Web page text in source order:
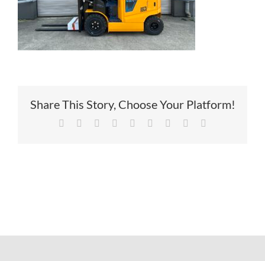
Share This Story, Choose Your Platform!
Facebook Reddit LinkedIn
TumblrPinterest Xing